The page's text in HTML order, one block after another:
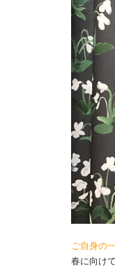
ご自身の
春に向け